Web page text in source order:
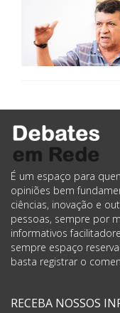
É um espaço para
opiniões bem
ciências, inovação e
pessoas, sempre por
informativos
sempre espaço
basta registrar o
RECEBA NOSSOS